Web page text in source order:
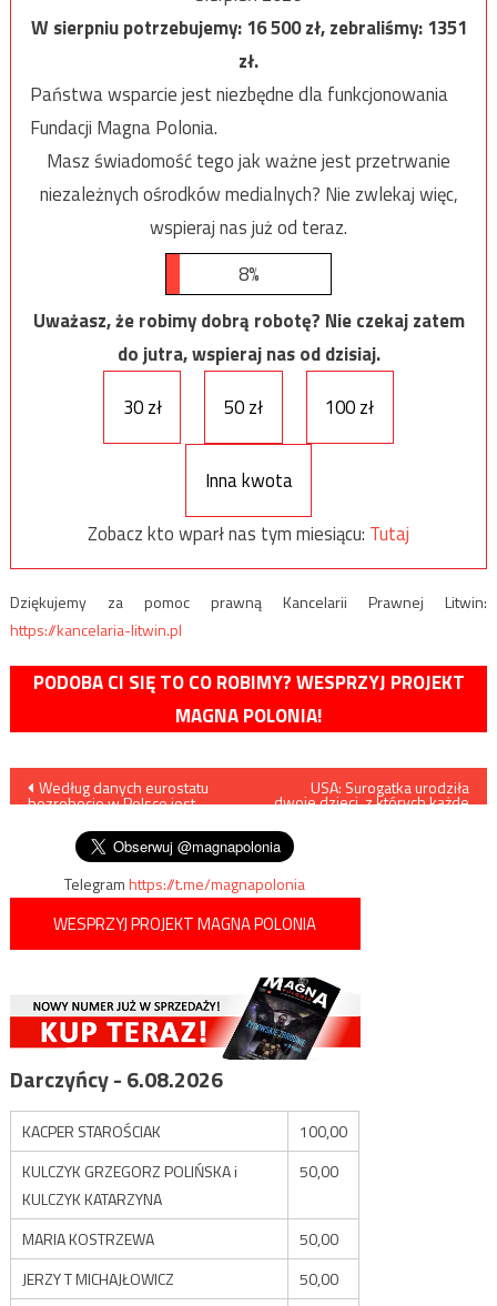
W sierpniu potrzebujemy:16 500zł, zebraliśmy:1351
zł.
Państwa wsparcie jest niezbędne dla funkcjonowania
Fundacji Magna Polonia.
Masz świadomość tego jak ważne jest przetrwanie
niezależnych ośrodków medialnych? Nie zwlekaj więc,
wspieraj nas już od teraz.
8%
Uważasz, że robimy dobrą robotę? Nie czekaj zatem
do jutra, wspieraj nas od dzisiaj.
30 zł
50 zł 100 zł
Inna kwota
Zobacz kto wparł nas tym miesiącu: Tutaj
Dziękujemy za pomoc prawną Kancelarii Prawnej Litwin:
https://kancelaria-litwin.pl
PODOBA CI SIĘ TO CO ROBIMY? WESPRZYJ PROJEKT
MAGNA POLONIA!
Nawigacja
wpisu
Według danych eurostatu
bezrobocie w Polsce jest
USA: Surogatka urodziła
dwoje dzieci, z których każde
Telegramhttps://t.me/magnapolonia
WESPRZYJ PROJEKT MAGNA POLONIA
Darczyńcy - 6.08.2026
KACPER STAROŚCIAK
100,00
KULCZYK GRZEGORZ POLIŃSKA i
KULCZYK KATARZYNA
50,00
MARIA KOSTRZEWA
50,00
JERZY T MICHAJŁOWICZ
50,00